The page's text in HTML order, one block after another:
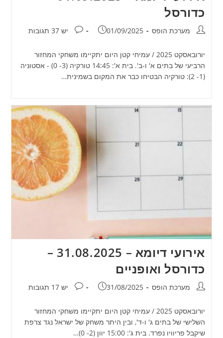
כדורסל
מחבר:מערכת הופס פורסם:
01/09/2025 תגובות:
יש 37 תגובות
יורובאסקט 2025 / עמיחי קטן היום יתקיימו משחקי המחזור
הרביעי של בתים א' ו-ב'. בית א': 14:45 טורקיה (3- 0) - אסטוניה
(1- 2): טורקיה הבטיחו כבר את המקום בשמינית…
אירועי דיומא – 31.08.2025 –
כדורסל ואופניים
מחבר:מערכת הופס פורסם:
31/08/2025 תגובות:
יש 17 תגובות
יורובאסקט 2025 / עמיחי קטן היום יתקיימו משחקי המחזור
השלישי של בתים ג' ו-ד', ובין היתר משחק של ישראל נגד צרפת
שיקבל פריוויו נפרד. בית ג': 15:00 יוון (2- 0)…